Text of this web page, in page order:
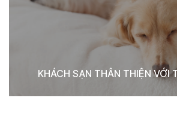
KHÁCH SẠN THÂN THIỆN VỚI